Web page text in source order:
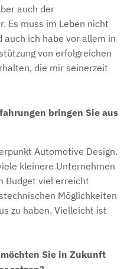
auch der
Es muss im Leben nicht
auch ich habe vor allem in
von erfolgreichen
die mir seinerzeit
bringen Sie aus
Automotive Design.
kleinere Unternehmen
Budget viel erreicht
Möglichkeiten
zu haben. Vielleicht ist
Sie in Zukunft